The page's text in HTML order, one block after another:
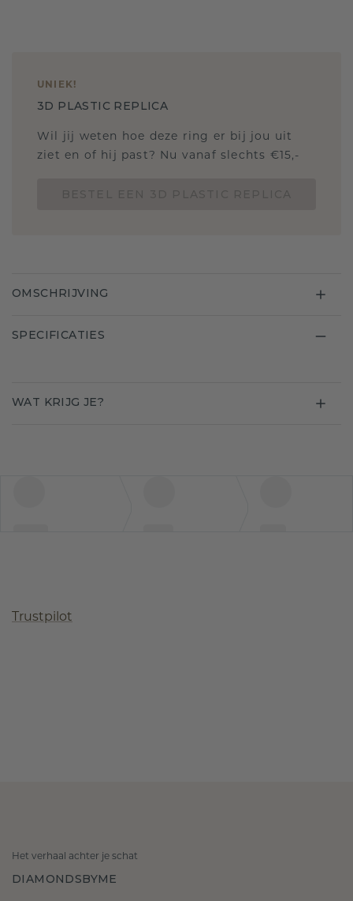
UNIEK!
3D PLASTIC REPLICA
Wil jij weten hoe deze ring er bij jou uit
ziet en of hij past? Nu vanaf slechts €15,-
OMSCHRIJVING
SPECIFICATIES
WAT KRIJG JE?
Trustpilot
Het verhaal achter je schat
DIAMONDSBYME